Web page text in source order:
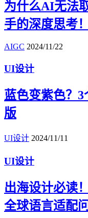
为什么AI无法
手的深度思考！
AIGC 2024/11/22
UI设计
蓝色变紫色？
版
UI设计 2024/11/11
UI设计
出海设计必读
全球语言适配